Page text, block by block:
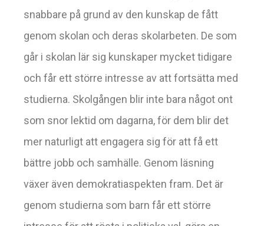
snabbare på grund av den kunskap de fått
genom skolan och deras skolarbeten. De som
går i skolan lär sig kunskaper mycket tidigare
och får ett större intresse av att fortsätta med
studierna. Skolgången blir inte bara något ont
som snor lektid om dagarna, för dem blir det
mer naturligt att engagera sig för att få ett
bättre jobb och samhälle. Genom läsning
växer även demokratiaspekten fram. Det är
genom studierna som barn får ett större